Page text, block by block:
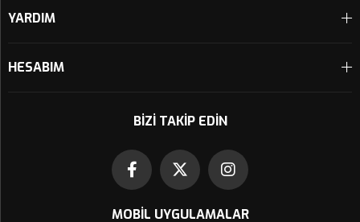
YARDIM
HESABIM
BIZI TAKIP EDIN
MOBIL UYGULAMALAR